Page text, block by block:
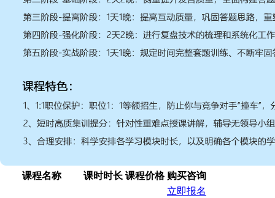
课程名称 课时时长 课程价格 购买咨询
立即报名